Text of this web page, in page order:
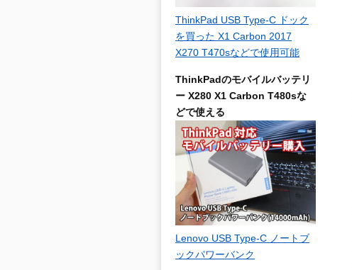
ThinkPad USB Type-C ドック
を買った X1 Carbon 2017
X270 T470sなどで使用可能
ThinkPadのモバイルバッテリ
ー X280 X1 Carbon T480sな
どで使える
Lenovo USB Type-C ノートブ
ックパワーバンク